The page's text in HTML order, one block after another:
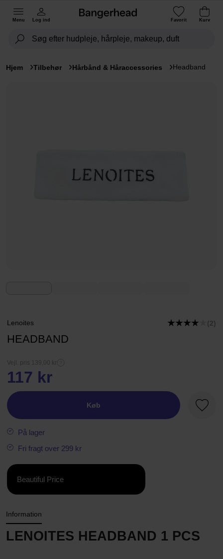
Menu Log ind Favorit Kurv
Hjem Tilbehør Hårbånd & Håraccessories Headband
Lenoites (2)
HEADBAND
Vejl. pris 139,00 kr
117 kr
Køb
På lager
Fri fragt over 299 kr
Beautiful Price
Information
LENOITES HEADBAND 1 PCS